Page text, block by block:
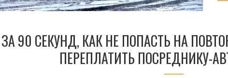
90 СЕКУНД, КАК НЕ ПОПАСТЬ НА
ПЕРЕПЛАТИТЬ ПОСРЕДНИКУ-